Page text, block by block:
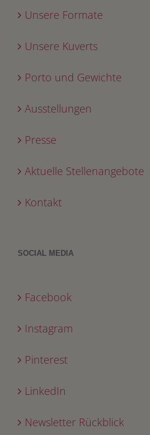
Unsere Formate
Unsere Kuverts
Porto und Gewichte
Ausstellungen
Presse
Aktuelle Stellenangebote
Kontakt
SOCIAL MEDIA
Facebook
Instagram
Pinterest
LinkedIn
Newsletter Rückblick